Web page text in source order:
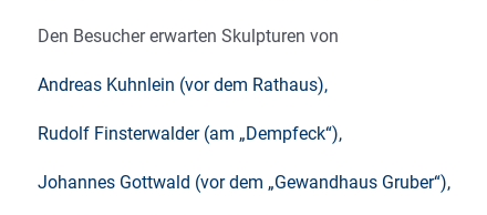
Den Besucher erwarten Skulpturen von
Andreas Kuhnlein (vor dem Rathaus),
Rudolf Finsterwalder (am „Dempfeck“),
Johannes Gottwald (vor dem „Gewandhaus Gruber“),